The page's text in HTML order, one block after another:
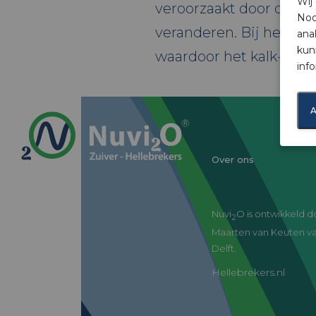
veroorzaakt door de
veranderen. Bij het
waardoor het kalk-
Over ons
Nuvi2O is ontwikkeld
Maarten van Keuten
Delft.
Hellebrekers.nl